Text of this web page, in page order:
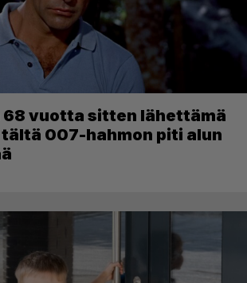
68 vuotta sitten lähettämä
007-hahmon piti alun